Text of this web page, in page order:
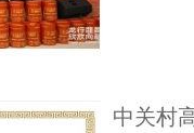
中关村